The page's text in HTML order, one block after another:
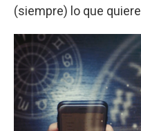
(siempre) lo que